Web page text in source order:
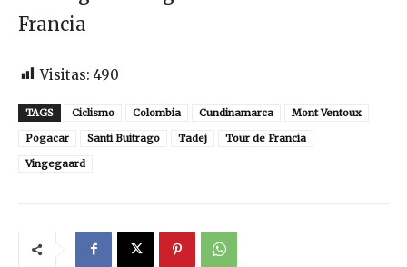
Francia
Visitas: 490
TAGS Ciclismo Colombia Cundinamarca
Mont Ventoux
Pogacar
Santi Buitrago Tadej
Tour de Francia
Vingegaard